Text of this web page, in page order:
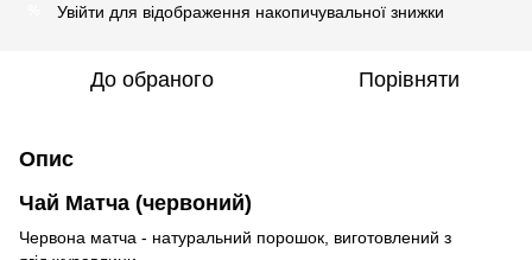
Увійти для відображення накопичувальної знижки
До обраного Порівняти
Опис
Чай Матча (червоний)
Червона матча - натуральний порошок, виготовлений з